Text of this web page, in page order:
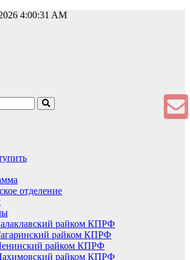
4:00:32 AM
отделение
райком КПРФ
райком КПРФ
райком КПРФ
райком КПРФ